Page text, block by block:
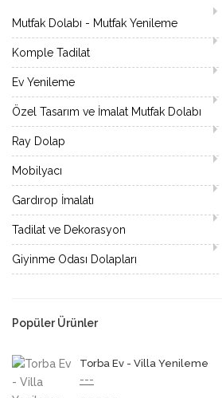
Mutfak Dolabı - Mutfak Yenileme
Komple Tadilat
Ev Yenileme
Özel Tasarım ve İmalat Mutfak Dolabı
Ray Dolap
Mobilyacı
Gardırop İmalatı
Tadilat ve Dekorasyon
Giyinme Odası Dolapları
Popüler Ürünler
Torba Ev - Villa Yenileme
---